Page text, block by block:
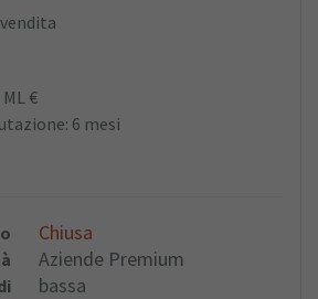
€
6 mesi
Chiusa
Aziende Premium
bassa